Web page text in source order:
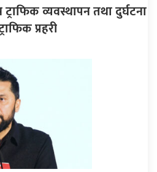
व्यवस्थापन तथा दुर्घटना
प्रहरी